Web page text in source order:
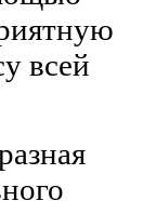
всей